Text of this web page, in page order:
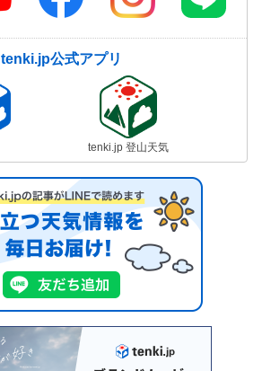
tenki.jp公式アプリ
tenki.jp 登山天気